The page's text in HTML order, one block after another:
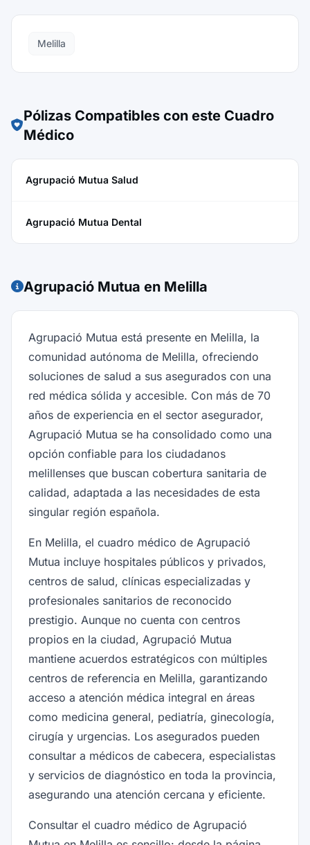
Melilla
Pólizas Compatibles con este Cuadro
Médico
Agrupació Mutua Salud
Agrupació Mutua Dental
Agrupació Mutua en Melilla
Agrupació Mutua está presente en Melilla, la
comunidad autónoma de Melilla, ofreciendo
soluciones de salud a sus asegurados con una
red médica sólida y accesible. Con más de 70
años de experiencia en el sector asegurador,
Agrupació Mutua se ha consolidado como una
opción confiable para los ciudadanos
melillenses que buscan cobertura sanitaria de
calidad, adaptada a las necesidades de esta
singular región española.
En Melilla, el cuadro médico de Agrupació
Mutua incluye hospitales públicos y privados,
centros de salud, clínicas especializadas y
profesionales sanitarios de reconocido
prestigio. Aunque no cuenta con centros
propios en la ciudad, Agrupació Mutua
mantiene acuerdos estratégicos con múltiples
centros de referencia en Melilla, garantizando
acceso a atención médica integral en áreas
como medicina general, pediatría, ginecología,
cirugía y urgencias. Los asegurados pueden
consultar a médicos de cabecera, especialistas
y servicios de diagnóstico en toda la provincia,
asegurando una atención cercana y eficiente.
Consultar el cuadro médico de Agrupació